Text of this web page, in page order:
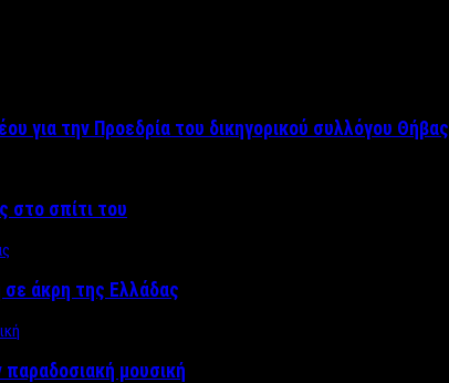
για την Προεδρία του δικηγορικού συλλόγου Θήβας
στο σπίτι του
άκρη της Ελλάδας
μουσική